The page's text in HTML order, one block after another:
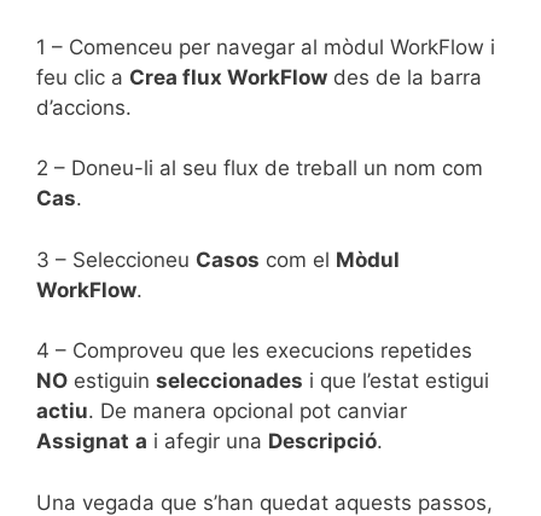
1 – Comenceu per navegar al mòdul WorkFlow i
feu clic a Crea flux WorkFlow des de la barra
d’accions.
2 – Doneu-li al seu flux de treball un nom com
Cas.
3 – Seleccioneu Casos com el Mòdul
WorkFlow.
4 – Comproveu que les execucions repetides
NO estiguin seleccionades i que l’estat estigui
actiu. De manera opcional pot canviar
Assignat a i afegir una Descripció.
Una vegada que s’han quedat aquests passos,